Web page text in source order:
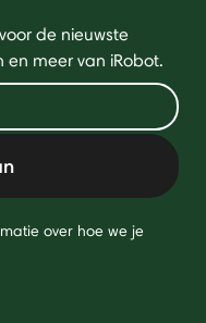
de nieuwste
meer van iRobot.
over hoe we je